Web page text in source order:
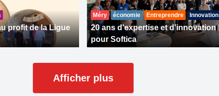
profit de la Ligue
Méry économie Entreprendre Innovation
20 ans d’expertise et d’innovation
pour Softica
Afficher plus